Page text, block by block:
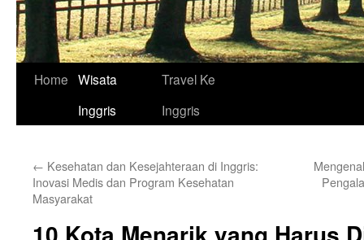
Home Wisata
Inggris
Travel Ke
Inggris
← Kesehatan dan Kesejahteraan di Inggris:
Inovasi Medis dan Program Kesehatan
Masyarakat